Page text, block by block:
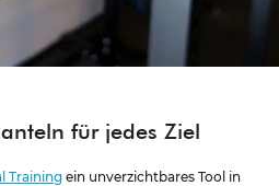
für jedes Ziel
Training ein unverzichtbares Tool in